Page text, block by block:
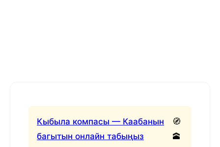
Кыбыла компасы — Каабанын
багытын онлайн табыңыз
🧭
🕋